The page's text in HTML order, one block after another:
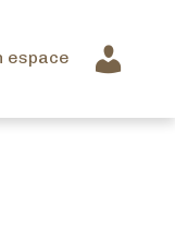
espace